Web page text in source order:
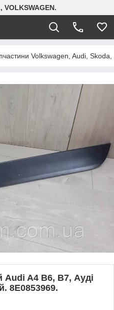
VOLKSWAGEN.
Volkswagen, Audi, Skoda,
Audi A4 B6, B7, Ауді
8E0853969.